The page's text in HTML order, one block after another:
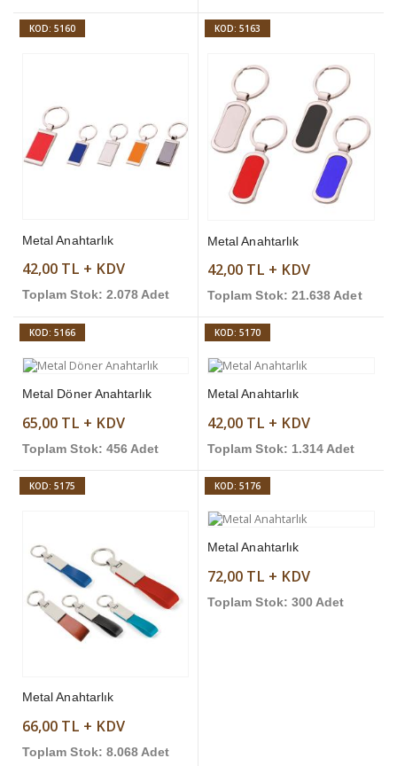
KOD: 5160
Metal Anahtarlık
42,00 TL + KDV
Toplam Stok: 2.078 Adet
KOD: 5163
Metal Anahtarlık
42,00 TL + KDV
Toplam Stok: 21.638 Adet
KOD: 5166
Metal Döner Anahtarlık
65,00 TL + KDV
Toplam Stok: 456 Adet
KOD: 5170
Metal Anahtarlık
42,00 TL + KDV
Toplam Stok: 1.314 Adet
KOD: 5175
Metal Anahtarlık
66,00 TL + KDV
Toplam Stok: 8.068 Adet
KOD: 5176
Metal Anahtarlık
72,00 TL + KDV
Toplam Stok: 300 Adet